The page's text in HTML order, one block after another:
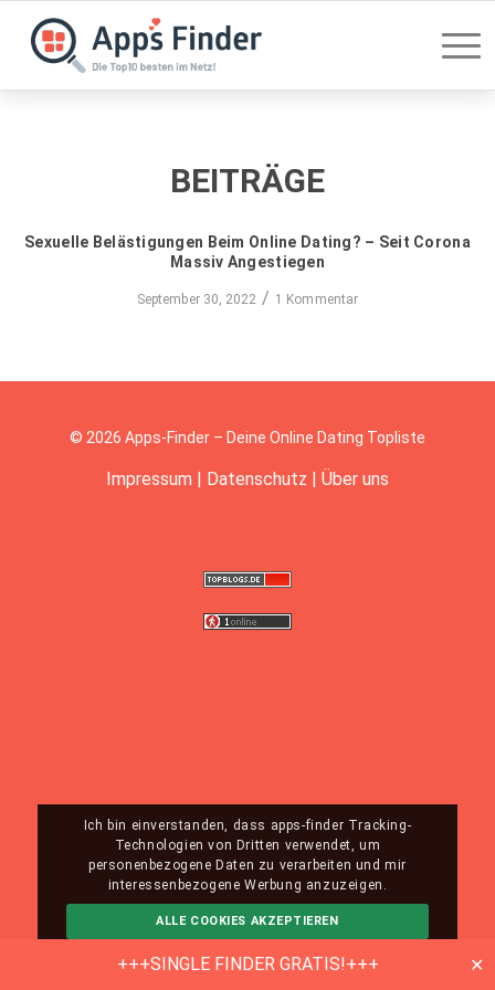
+++SINGLE FINDER GRATIS!+++ ✕
BEITRÄGE
Sexuelle Belästigungen Beim Online Dating? – Seit Corona
Massiv Angestiegen
September 30, 2022 / 1 Kommentar
© 2026 Apps-Finder – Deine Online Dating Topliste
Impressum | Datenschutz | Über uns
Ich bin einverstanden, dass apps-finder Tracking-
Technologien von Dritten verwendet, um
personenbezogene Daten zu verarbeiten und mir
interessenbezogene Werbung anzuzeigen.
ALLE COOKIES AKZEPTIEREN
ABLEHNEN MEHR INFO